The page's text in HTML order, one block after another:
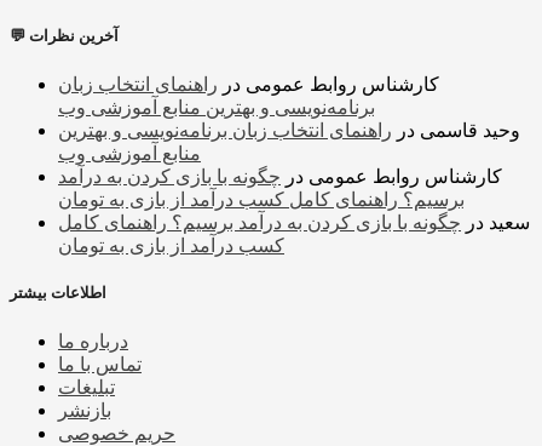
💬 آخرین نظرات
کارشناس روابط عمومی در راهنمای انتخاب زبان
برنامه‌نویسی و بهترین منابع آموزشی وب
وحید قاسمی در راهنمای انتخاب زبان برنامه‌نویسی و بهترین
منابع آموزشی وب
کارشناس روابط عمومی در چگونه با بازی کردن به درآمد
برسیم؟ راهنمای کامل کسب درآمد از بازی به تومان
سعید در چگونه با بازی کردن به درآمد برسیم؟ راهنمای کامل
کسب درآمد از بازی به تومان
اطلاعات بیشتر
درباره ما
تماس با ما
تبلیغات
بازنشر
حریم خصوصی